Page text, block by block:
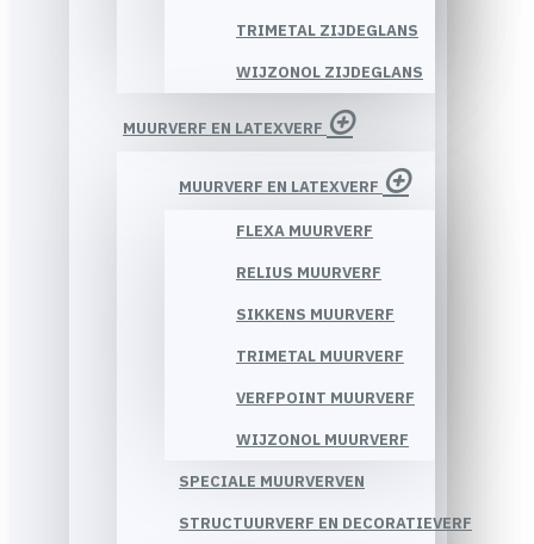
TRIMETAL ZIJDEGLANS
WIJZONOL ZIJDEGLANS
MUURVERF EN LATEXVERF
MUURVERF EN LATEXVERF
FLEXA MUURVERF
RELIUS MUURVERF
SIKKENS MUURVERF
TRIMETAL MUURVERF
VERFPOINT MUURVERF
WIJZONOL MUURVERF
SPECIALE MUURVERVEN
STRUCTUURVERF EN DECORATIEVERF